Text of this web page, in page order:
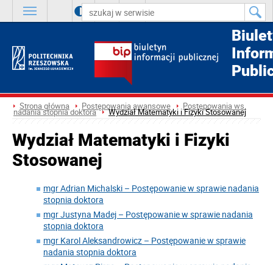
A A A
Strona główna Postępowania awansowe Postępowania ws.
nadania stopnia doktora Wydział Matematyki i Fizyki Stosowanej
Wydział Matematyki i Fizyki
Stosowanej
mgr Adrian Michalski – Postępowanie w sprawie nadania
stopnia doktora
mgr Justyna Madej – Postępowanie w sprawie nadania
stopnia doktora
mgr Karol Aleksandrowicz – Postępowanie w sprawie
nadania stopnia doktora